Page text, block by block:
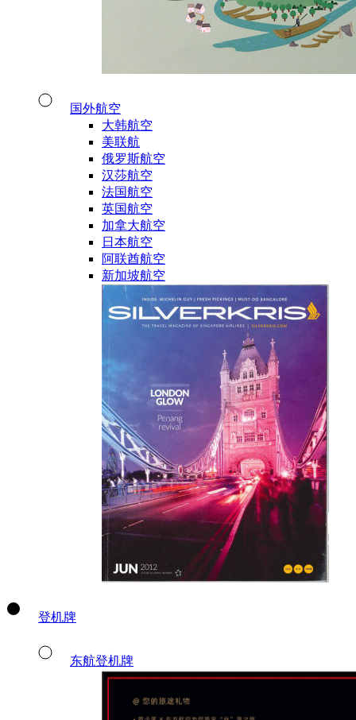
国外航空
大韩航空
美联航
俄罗斯航空
汉莎航空
法国航空
英国航空
加拿大航空
日本航空
阿联酋航空
新加坡航空
登机牌
东航登机牌